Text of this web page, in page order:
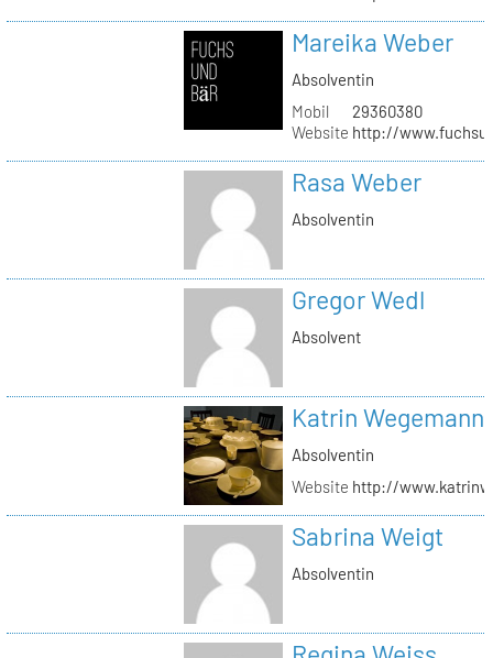
Mareika Weber
Absolventin
Mobil
29360380
Website http://
Rasa Weber
Absolventin
Gregor Wedl
Absolvent
Katrin Wegemann
Absolventin
Website http://
Sabrina Weigt
Absolventin